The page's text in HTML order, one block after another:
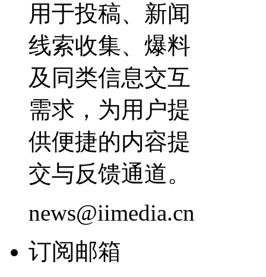
用于投稿、新闻
线索收集、爆料
及同类信息交互
需求，为用户提
供便捷的内容提
交与反馈通道。
news@iimedia.cn
订阅邮箱